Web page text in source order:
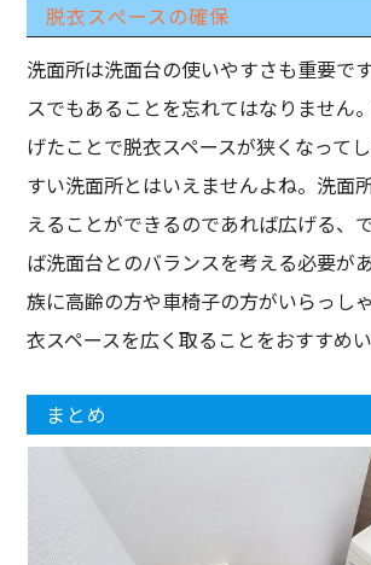
脱衣スぺースの確保
洗面所は洗面台の使いやすさも重要で
スでもあることを忘れてはなりません
げたことで脱衣スペースが狭くなって
すい洗面所とはいえませんよね。洗面
えることができるのであれば広げる、
ば洗面台とのバランスを考える必要が
族に高齢の方や車椅子の方がいらっし
衣スペースを広く取ることをおすすめい
まとめ